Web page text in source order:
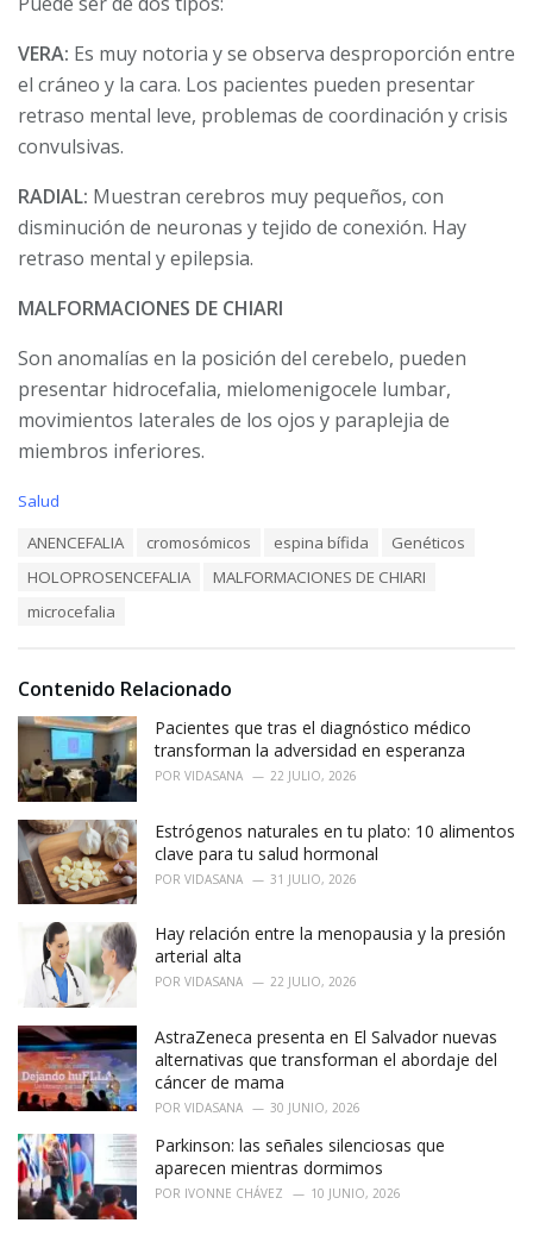
VERA: Es muy notoria y se observa desproporción entre
el cráneo y la cara. Los pacientes pueden presentar
retraso mental leve, problemas de coordinación y crisis
convulsivas.
RADIAL: Muestran cerebros muy pequeños, con
disminución de neuronas y tejido de conexión. Hay
retraso mental y epilepsia.
MALFORMACIONES DE CHIARI
Son anomalías en la posición del cerebelo, pueden
presentar hidrocefalia, mielomenigocele lumbar,
movimientos laterales de los ojos y paraplejia de
miembros inferiores.
C
s
:
Salud
ANENCEFALIA cromosómicos espina bífida
Genéticos
HOLOPROSENCEFALIA
MALFORMACIONES DE CHIARI
microcefalia
Contenido Relacionado
Pacientes que tras el diagnóstico médico
transforman la adversidad en esperanza
POR VIDASANA 22 JULIO, 2026
Estrógenos naturales en tu plato: 10 alimentos
clave para tu salud hormonal
POR VIDASANA 31 JULIO, 2026
Hay relación entre la menopausia y la presión
arterial alta
POR VIDASANA 22 JULIO, 2026
AstraZeneca presenta en El Salvador nuevas
alternativas que transforman el abordaje del
cáncer de mama
POR VIDASANA 30 JUNIO, 2026
Parkinson: las señales silenciosas que
aparecen mientras dormimos
POR IVONNE CHÁVEZ 10 JUNIO, 2026